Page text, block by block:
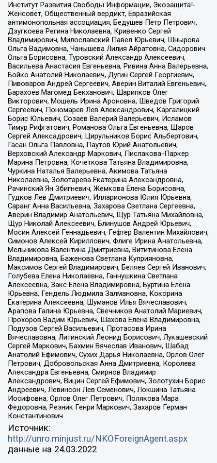
Институт Развития Свободы Информации, Экозащита!-
Женсовет, Общественный вердикт, Евразийская
антимонопольная ассоциация, Бедушев Петр Петрович,
Дзугкоева Регина Николаевна, Кривенко Сергей
Владимирович, Милославский Павел Юрьевич, Шнырова
Ольга Вадимовна, Чанышева Лилия Айратовна, Сидорович
Ольга Борисовна, Туровский Александр Алексеевич,
Васильева Анастасия Евгеньевна, Ривина Анна Валерьевна,
Бойко Анатолий Николаевич, Дугин Сергей Георгиевич,
Пивоваров Андрей Сергеевич, Аверин Виталий Евгеньевич,
Барахоев Магомед Бекханович, Шарипков Олег
Викторович, Мошель Ирина Ароновна, Шведов Григорий
Сергеевич, Пономарев Лев Александрович, Каргалицкий
Борис Юльевич, Созаев Валерий Валерьевич, Исламов
Тимур Рифгатович, Романова Ольга Евгеньевна, Щаров
Сергей Алексадрович, Цирульников Борис Альбертович,
Гасан Ольга Павловна, Паутов Юрий Анатольевич,
Верховский Александр Маркович, Пислакова-Паркер
Марина Петровна, Кочеткова Татьяна Владимировна,
Чуркина Наталья Валерьевна, Акимова Татьяна
Николаевна, Золотарева Екатерина Александровна,
Рачинский Ян Збигневич, Жемкова Елена Борисовна,
Гудков Лев Дмитриевич, Илларионова Юлия Юрьевна,
Саранг Анна Васильевна, Захарова Светлана Сергеевна,
Аверин Владимир Анатольевич, Щур Татьяна Михайловна,
Щур Николай Алексеевич, Блинушов Андрей Юрьевич,
Мосин Алексей Геннадьевич, Гефтер Валентин Михайлович,
Симонов Алексей Кириллович, Флиге Ирина Анатольевна,
Мельникова Валентина Дмитриевна, Вититинова Елена
Владимировна, Баженова Светлана Куприяновна,
Максимов Сергей Владимирович, Беляев Сергей Иванович,
Голубева Елена Николаевна, Ганнушкина Светлана
Алексеевна, Закс Елена Владимировна, Буртина Елена
Юрьевна, Гендель Людмила Залмановна, Кокорина
Екатерина Алексеевна, Шуманов Илья Вячеславович,
Арапова Галина Юрьевна, Свечников Анатолий Мариевич,
Прохоров Вадим Юрьевич, Шахова Елена Владимировна,
Подузов Сергей Васильевич, Протасова Ирина
Вячеславовна, Литинский Леонид Борисович, Лукашевский
Сергей Маркович, Бахмин Вячеслав Иванович, Шабад
Анатолий Ефимович, Сухих Дарья Николаевна, Орлов Олег
Петрович, Добровольская Анна Дмитриевна, Королева
Александра Евгеньевна, Смирнов Владимир
Александрович, Вицин Сергей Ефимович, Золотухин Борис
Андреевич, Левинсон Лев Семенович, Локшина Татьяна
Иосифовна, Орлов Олег Петрович, Полякова Мара
Федоровна, Резник Генри Маркович, Захаров Герман
Константинович
Источник:
http://unro.minjust.ru/NKOForeignAgent.aspx
данные на 24.03.2022